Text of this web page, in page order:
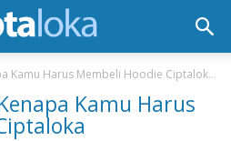
Kamu Harus Membeli Hoodie Ciptaloka
Kamu Harus